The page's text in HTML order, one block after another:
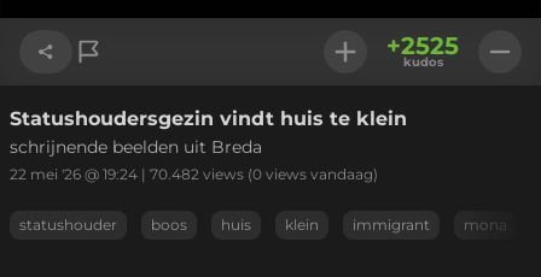
Link kopiëren
+2525
kudos
Statushoudersgezin vindt huis te klein
schrijnende beelden uit Breda
22 mei '26 @ 19:24 | 70.482 views (0 views vandaag)
statushouder boos huis klein immigrant mona